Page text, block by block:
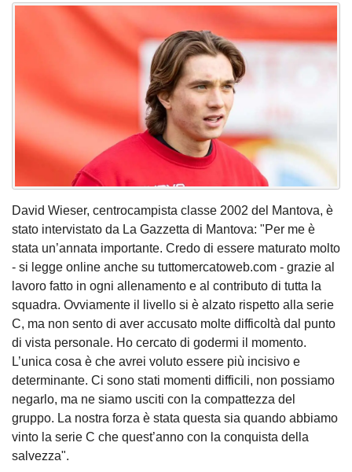
David Wieser, centrocampista classe 2002 del Mantova, è
stato intervistato da La Gazzetta di Mantova: "Per me è
stata un’annata importante. Credo di essere maturato molto
- si legge online anche su tuttomercatoweb.com - grazie al
lavoro fatto in ogni allenamento e al contributo di tutta la
squadra. Ovviamente il livello si è alzato rispetto alla serie
C, ma non sento di aver accusato molte difficoltà dal punto
di vista personale. Ho cercato di godermi il momento.
L’unica cosa è che avrei voluto essere più incisivo e
determinante. Ci sono stati momenti difficili, non possiamo
negarlo, ma ne siamo usciti con la compattezza del
gruppo. La nostra forza è stata questa sia quando abbiamo
vinto la serie C che quest’anno con la conquista della
salvezza".